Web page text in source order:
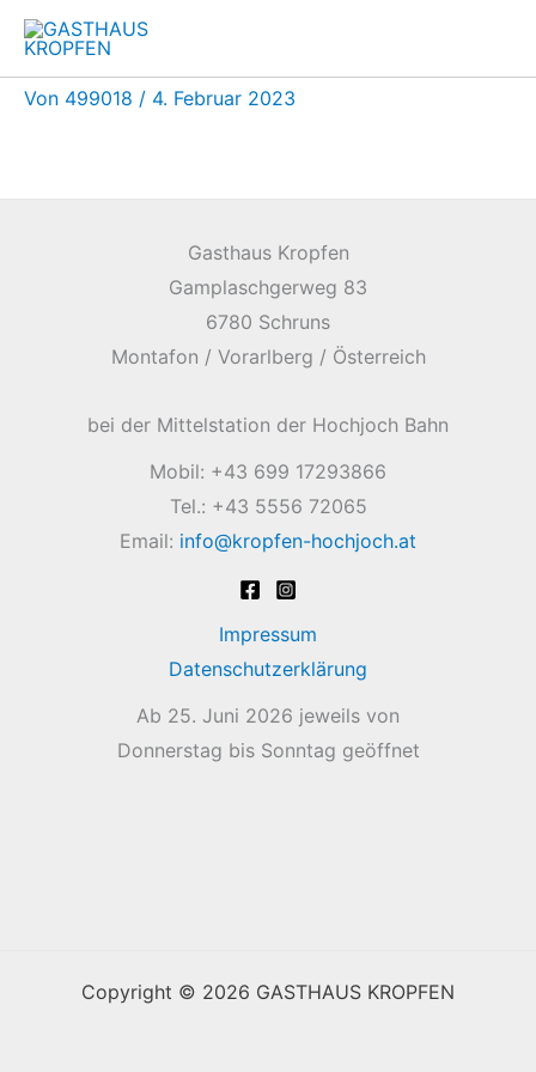
Zum
Inhalt
springen
Von 499018 / 4. Februar 2023
Gasthaus Kropfen
Gamplaschgerweg 83
6780 Schruns
Montafon / Vorarlberg / Österreich
bei der Mittelstation der Hochjoch Bahn
Mobil: +43 699 17293866
Tel.: +43 5556 72065
Email: info@kropfen-hochjoch.at
Impressum
Datenschutzerklärung
Ab 25. Juni 2026 jeweils von
Donnerstag bis Sonntag geöffnet
Copyright © 2026 GASTHAUS KROPFEN